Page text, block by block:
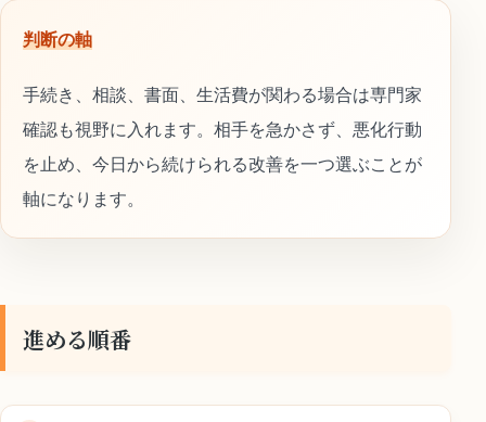
判断の軸
手続き、相談、書面、生活費が関わる場合は専門家
確認も視野に入れます。相手を急かさず、悪化行動
を止め、今日から続けられる改善を一つ選ぶことが
軸になります。
進める順番